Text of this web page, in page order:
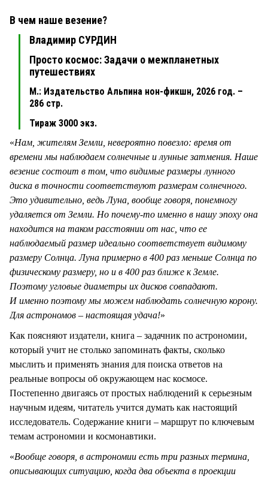
В чем наше везение?
Владимир СУРДИН
Просто космос: Задачи о межпланетных
путешествиях
М.: Издательство Альпина нон-фикшн, 2026 год. –
286 стр.
Тираж 3000 экз.
«Нам, жителям Земли, невероятно повезло: время от
времени мы наблюдаем солнечные и лунные затмения. Наше
везение состоит в том, что видимые размеры лунного
диска в точности соответствуют размерам солнечного.
Это удивительно, ведь Луна, вообще говоря, понемногу
удаляется от Земли. Но почему-то именно в нашу эпоху она
находится на таком расстоянии от нас, что ее
наблюдаемый размер идеально соответствует видимому
размеру Солнца. Луна примерно в 400 раз меньше Солнца по
физическому размеру, но и в 400 раз ближе к Земле.
Поэтому угловые диаметры их дисков совпадают.
И именно поэтому мы можем наблюдать солнечную корону.
Для астрономов – настоящая удача!»
Как поясняют издатели, книга – задачник по астрономии,
который учит не столько запоминать факты, сколько
мыслить и применять знания для поиска ответов на
реальные вопросы об окружающем нас космосе.
Постепенно двигаясь от простых наблюдений к серьезным
научным идеям, читатель учится думать как настоящий
исследователь. Содержание книги – маршрут по ключевым
темам астрономии и космонавтики.
«Вообще говоря, в астрономии есть три разных термина,
описывающих ситуацию, когда два объекта в проекции